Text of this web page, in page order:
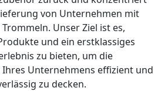
von Unternehmen mit
Unser Ziel ist es,
und ein erstklassiges
zu bieten, um die
Unternehmens effizient und
zu decken.